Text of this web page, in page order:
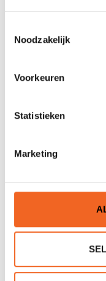
Noodzakelijk
Voorkeuren
Statistieken
Marketing
€75,00